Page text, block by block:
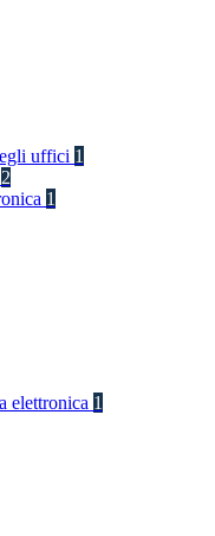
uffici 1
2
1
elettronica 1